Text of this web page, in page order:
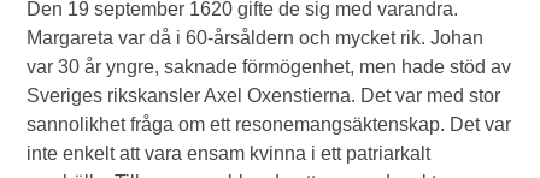
Den 19 september 1620 gifte de sig med varandra.
Margareta var då i 60-årsåldern och mycket rik. Johan
var 30 år yngre, saknade förmögenhet, men hade stöd av
Sveriges rikskansler Axel Oxenstierna. Det var med stor
sannolikhet fråga om ett resonemangsäktenskap. Det var
inte enkelt att vara ensam kvinna i ett patriarkalt